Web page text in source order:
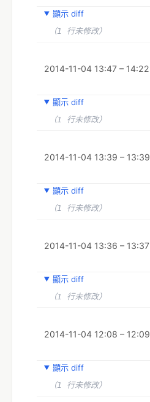
顯示 diff
（1 行未修改）
2014-11-04 13:47 – 14:22
顯示 diff
（1 行未修改）
2014-11-04 13:39 – 13:39
顯示 diff
（1 行未修改）
2014-11-04 13:36 – 13:37
顯示 diff
（1 行未修改）
2014-11-04 12:08 – 12:09
顯示 diff
（1 行未修改）